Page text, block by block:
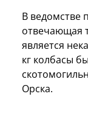
В ведомстве
отвечающая
является
кг колбасы
Орска.